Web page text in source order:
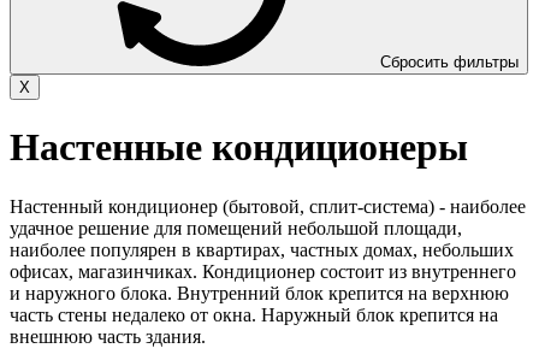
Сбросить фильтры
X
Настенные кондиционеры
Настенный кондиционер (бытовой, сплит-система) - наиболее
удачное решение для помещений небольшой площади,
наиболее популярен в квартирах, частных домах, небольших
офисах, магазинчиках. Кондиционер состоит из внутреннего
и наружного блока. Внутренний блок крепится на верхнюю
часть стены недалеко от окна. Наружный блок крепится на
внешнюю часть здания.